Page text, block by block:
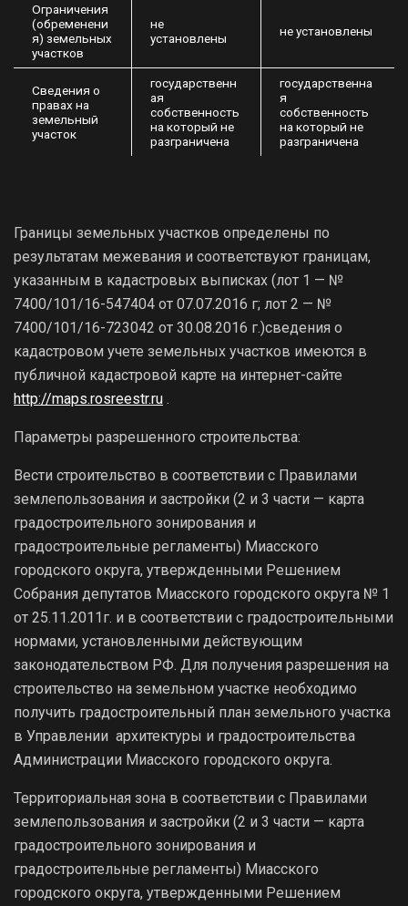
Ограничения
(обременени
я) земельных
участков
не
установлены
не установлены
Сведения о
правах на
земельный
участок
государственн
ая
собственность
на который не
разграничена
государственна
я
собственность
на который не
разграничена
Границы земельных участков определены по
результатам межевания и соответствуют границам,
указанным в кадастровых выписках (лот 1 — №
7400/101/16-547404 от 07.07.2016 г; лот 2 — №
7400/101/16-723042 от 30.08.2016 г.)сведения о
кадастровом учете земельных участков имеются в
публичной кадастровой карте на интернет-сайте
http://maps.rosreestr.ru .
Параметры разрешенного строительства:
Вести строительство в соответствии с Правилами
землепользования и застройки (2 и 3 части — карта
градостроительного зонирования и
градостроительные регламенты) Миасского
городского округа, утвержденными Решением
Собрания депутатов Миасского городского округа № 1
от 25.11.2011г. и в соответствии с градостроительными
нормами, установленными действующим
законодательством РФ. Для получения разрешения на
строительство на земельном участке необходимо
получить градостроительный план земельного участка
в Управлении архитектуры и градостроительства
Администрации Миасского городского округа.
Территориальная зона в соответствии с Правилами
землепользования и застройки (2 и 3 части — карта
градостроительного зонирования и
градостроительные регламенты) Миасского
городского округа, утвержденными Решением